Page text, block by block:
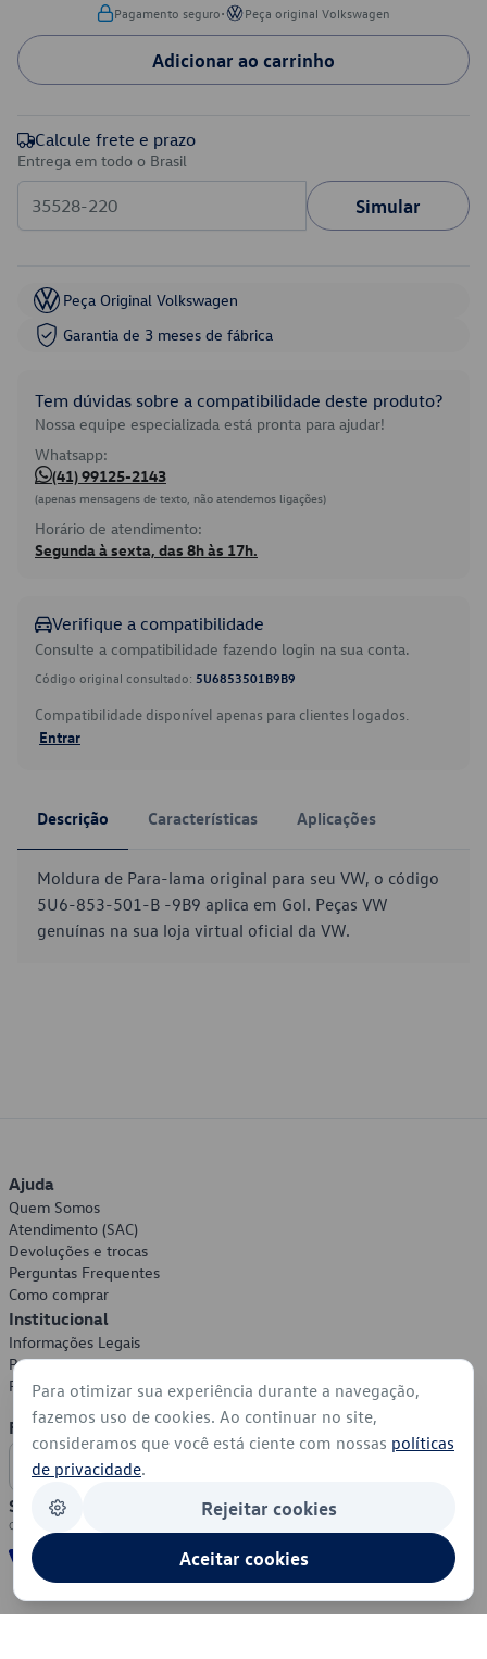
Pagamento seguro• Peça original Volkswagen
Adicionar ao carrinho
Calcule frete e prazo
Entrega em todo o Brasil
Simular
Peça Original Volkswagen
Garantia de 3 meses de fábrica
Tem dúvidas sobre a compatibilidade deste produto?
Nossa equipe especializada está pronta para ajudar!
Whatsapp:
(41) 99125-2143
(apenas mensagens de texto, não atendemos ligações)
Horário de atendimento:
Segunda à sexta, das 8h às 17h.
Verifique a compatibilidade
Consulte a compatibilidade fazendo login na sua conta.
Código original consultado: 5U6853501B9B9
Compatibilidade disponível apenas para clientes logados.
Entrar
Descrição Características Aplicações
Moldura de Para-lama original para seu VW, o código
5U6-853-501-B -9B9 aplica em Gol. Peças VW
genuínas na sua loja virtual oficial da VW.
Ajuda
Quem Somos
Atendimento (SAC)
Devoluções e trocas
Perguntas Frequentes
Como comprar
Institucional
Informações Legais
Política de Privacidade
Política de Cookies
Formas de Pagamento
Segurança
Para otimizar sua experiência durante a navegação,
fazemos uso de cookies. Ao continuar no site,
consideramos que você está ciente com nossas políticas
de privacidade.
Rejeitar cookies
Aceitar cookies